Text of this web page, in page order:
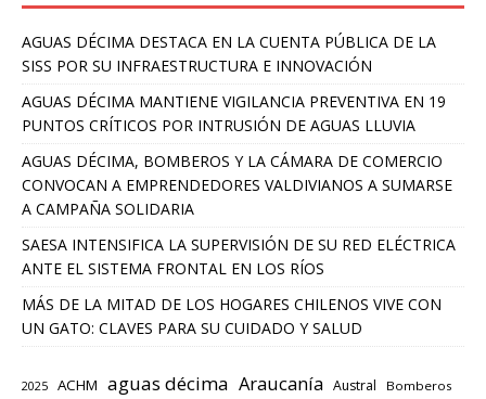
AGUAS DÉCIMA DESTACA EN LA CUENTA PÚBLICA DE LA
SISS POR SU INFRAESTRUCTURA E INNOVACIÓN
AGUAS DÉCIMA MANTIENE VIGILANCIA PREVENTIVA EN 19
PUNTOS CRÍTICOS POR INTRUSIÓN DE AGUAS LLUVIA
AGUAS DÉCIMA, BOMBEROS Y LA CÁMARA DE COMERCIO
CONVOCAN A EMPRENDEDORES VALDIVIANOS A SUMARSE
A CAMPAÑA SOLIDARIA
SAESA INTENSIFICA LA SUPERVISIÓN DE SU RED ELÉCTRICA
ANTE EL SISTEMA FRONTAL EN LOS RÍOS
MÁS DE LA MITAD DE LOS HOGARES CHILENOS VIVE CON
UN GATO: CLAVES PARA SU CUIDADO Y SALUD
2025 ACHM aguas décima Araucanía Austral Bomberos